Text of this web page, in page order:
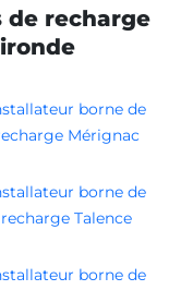
de recharge
borne de
Mérignac
borne de
recharge Talence
borne de